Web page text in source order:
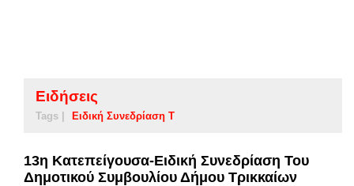
Ειδήσεις
Tags | Ειδική Συνεδρίαση Τ
13η Κατεπείγουσα-Ειδική Συνεδρίαση Του
Δημοτικού Συμβουλίου Δήμου Τρικκαίων